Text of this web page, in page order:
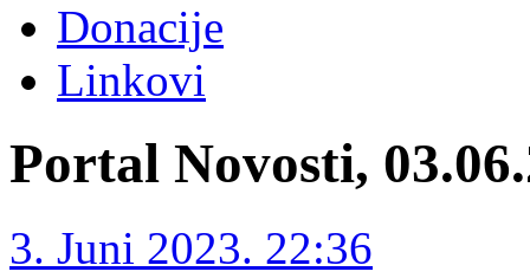
Donacije
Linkovi
Portal Novosti,
3. Juni 2023. 22:36